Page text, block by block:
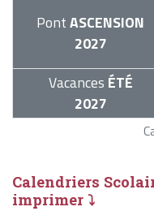
PontASCENSION
2027
Vacances ÉTÉ
2027
Calendriers
imprimer ⤵